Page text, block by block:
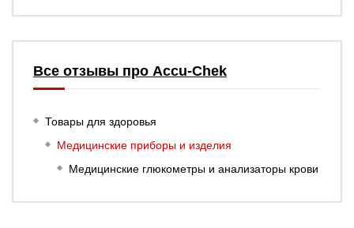
Все отзывы про Accu-Chek
Товары для здоровья
Медицинские приборы и изделия
Медицинские глюкометры и анализаторы крови